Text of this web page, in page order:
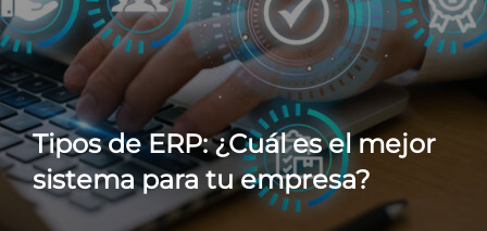
Tipos de ERP: ¿Cuál es el mejor
sistema para tu empresa?